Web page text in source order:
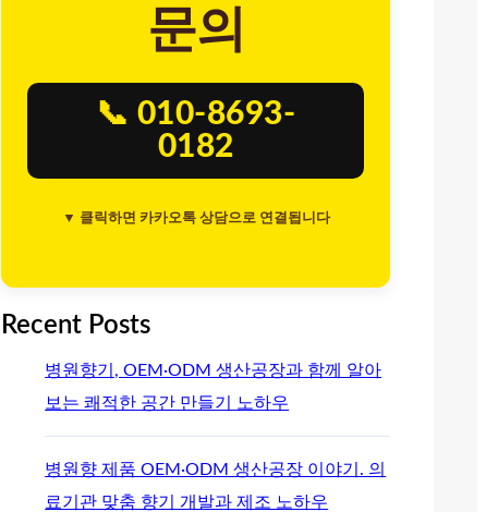
문의
📞 010-8693-
0182
▼ 클릭하면 카카오톡 상담으로 연결됩니다
Recent Posts
병원향기, OEM·ODM 생산공장과 함께 알아
보는 쾌적한 공간 만들기 노하우
병원향 제품 OEM·ODM 생산공장 이야기. 의
료기관 맞춤 향기 개발과 제조 노하우